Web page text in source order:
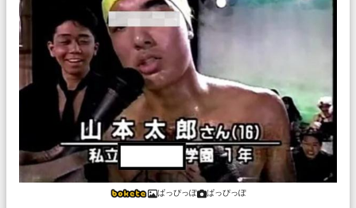
ぱっぴっぽ ぱっぴっぽ